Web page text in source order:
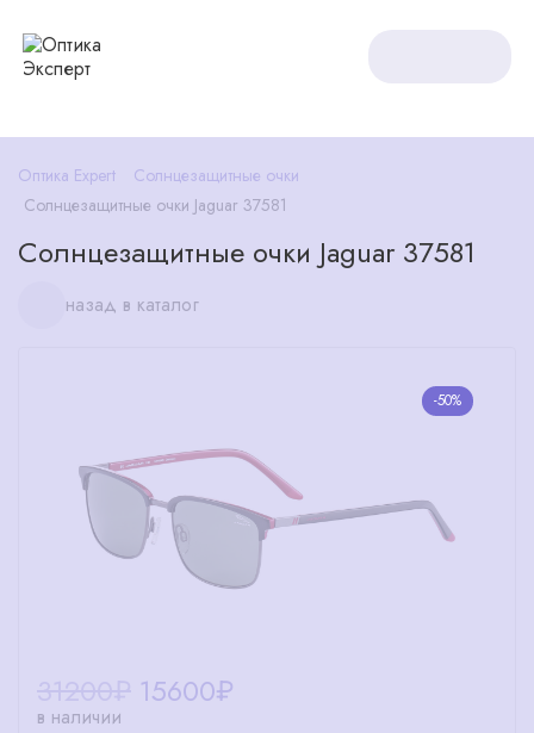
Оптика Expert
Солнцезащитные очки
Солнцезащитные очки Jaguar 37581
Солнцезащитные очки Jaguar 37581
назад в каталог
-50%
15600₽
в наличии